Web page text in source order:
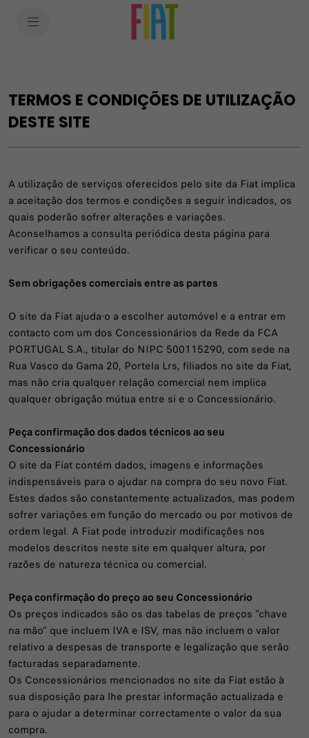
TERMOS E CONDIÇÕES DE UTILIZAÇÃO
DESTE SITE
A utilização de serviços oferecidos pelo site da Fiat implica
a aceitação dos termos e condições a seguir indicados, os
quais poderão sofrer alterações e variações.
Aconselhamos a consulta periódica desta página para
verificar o seu conteúdo.
Sem obrigações comerciais entre as partes
O site da Fiat ajuda-o a escolher automóvel e a entrar em
contacto com um dos Concessionários da Rede da FCA
PORTUGAL S.A., titular do NIPC 500115290, com sede na
Rua Vasco da Gama 20, Portela Lrs, filiados no site da Fiat,
mas não cria qualquer relação comercial nem implica
qualquer obrigação mútua entre si e o Concessionário.
Peça confirmação dos dados técnicos ao seu
Concessionário
O site da Fiat contém dados, imagens e informações
indispensáveis para o ajudar na compra do seu novo Fiat.
Estes dados são constantemente actualizados, mas podem
sofrer variações em função do mercado ou por motivos de
ordem legal. A Fiat pode introduzir modificações nos
modelos descritos neste site em qualquer altura, por
razões de natureza técnica ou comercial.
Peça confirmação do preço ao seu Concessionário
Os preços indicados são os das tabelas de preços "chave
na mão" que incluem IVA e ISV, mas não incluem o valor
relativo a despesas de transporte e legalização que serão
facturadas separadamente.
Os Concessionários mencionados no site da Fiat estão à
sua disposição para lhe prestar informação actualizada e
para o ajudar a determinar correctamente o valor da sua
compra.